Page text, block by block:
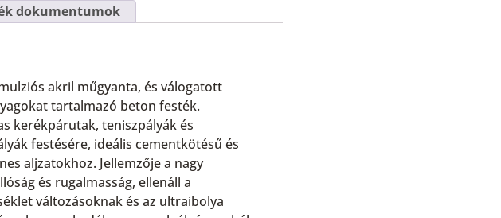
dokumentumok
akril műgyanta, és válogatott
tartalmazó beton festék.
kerékpárutak, teniszpályák és
festésére, ideális cementkötésű és
aljzatokhoz. Jellemzője a nagy
és rugalmasság, ellenáll a
változásoknak és az ultraibolya